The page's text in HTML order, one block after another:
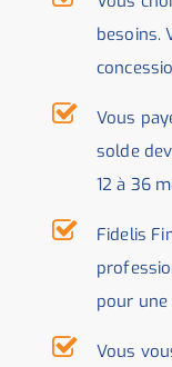
besoins.
Vous
solde
12 à 36
Fidelis
pour
Vous